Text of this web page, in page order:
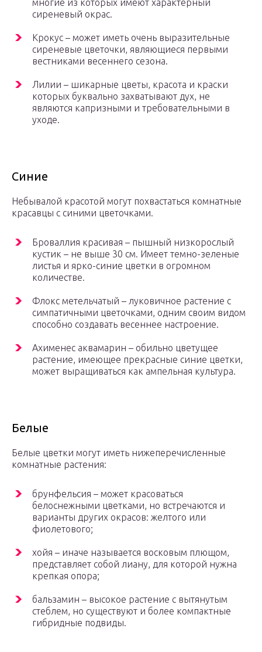
многие из которых имеют характерный
сиреневый окрас.
Крокус – может иметь очень выразительные
сиреневые цветочки, являющиеся первыми
вестниками весеннего сезона.
Лилии – шикарные цветы, красота и краски
которых буквально захватывают дух, не
являются капризными и требовательными в
уходе.
Синие
Небывалой красотой могут похвастаться комнатные
красавцы с синими цветочками.
Броваллия красивая – пышный низкорослый
кустик – не выше 30 см. Имеет темно-зеленые
листья и ярко-синие цветки в огромном
количестве.
Флокс метельчатый – луковичное растение с
симпатичными цветочками, одним своим видом
способно создавать весеннее настроение.
Ахименес аквамарин – обильно цветущее
растение, имеющее прекрасные синие цветки,
может выращиваться как ампельная культура.
Белые
Белые цветки могут иметь нижеперечисленные
комнатные растения:
брунфельсия – может красоваться
белоснежными цветками, но встречаются и
варианты других окрасов: желтого или
фиолетового;
хойя – иначе называется восковым плющом,
представляет собой лиану, для которой нужна
крепкая опора;
бальзамин – высокое растение с вытянутым
стеблем, но существуют и более компактные
гибридные подвиды.